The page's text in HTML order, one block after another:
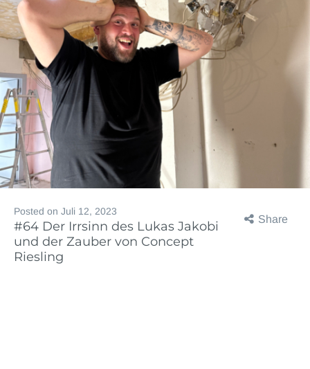
Share
Posted on Juli 12, 2023
#64 Der Irrsinn des Lukas Jakobi
und der Zauber von Concept
Riesling